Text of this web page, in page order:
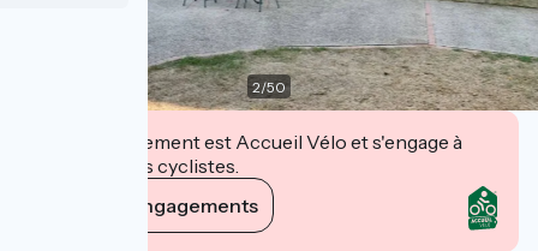
2/50
Cet établissement est Accueil Vélo et s'engage à
accueillir des cyclistes.
Voir ses engagements